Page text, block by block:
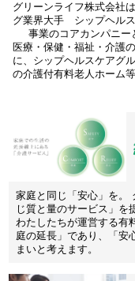
グリーンライフ株式会社
グ業界大手 シップヘル
事業のコアカンパニー
医療・保健・福祉・介護
に、シップヘルスケアグ
の介護付有料老人ホーム
家庭と同じ「安心」を。
じ質と量のサービス」を
わたしたちが運営する有
庭の延長」であり、「安
まいと考えます。